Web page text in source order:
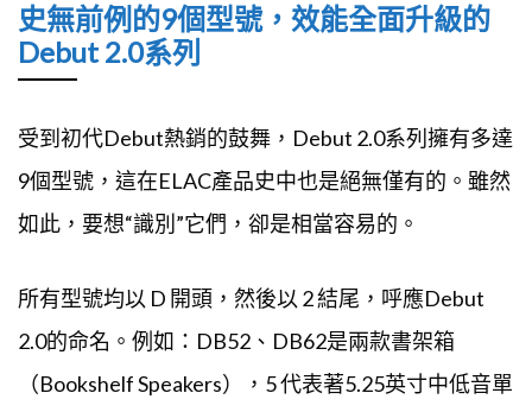
史無前例的9個型號，效能全面升級的
Debut 2.0系列
受到初代Debut熱銷的鼓舞，Debut 2.0系列擁有多達
9個型號，這在ELAC產品史中也是絕無僅有的。雖然
如此，要想“識別”它們，卻是相當容易的。
所有型號均以 D 開頭，然後以 2 結尾，呼應Debut
2.0的命名。例如：DB52、DB62是兩款書架箱
（Bookshelf Speakers），5 代表著5.25英寸中低音單